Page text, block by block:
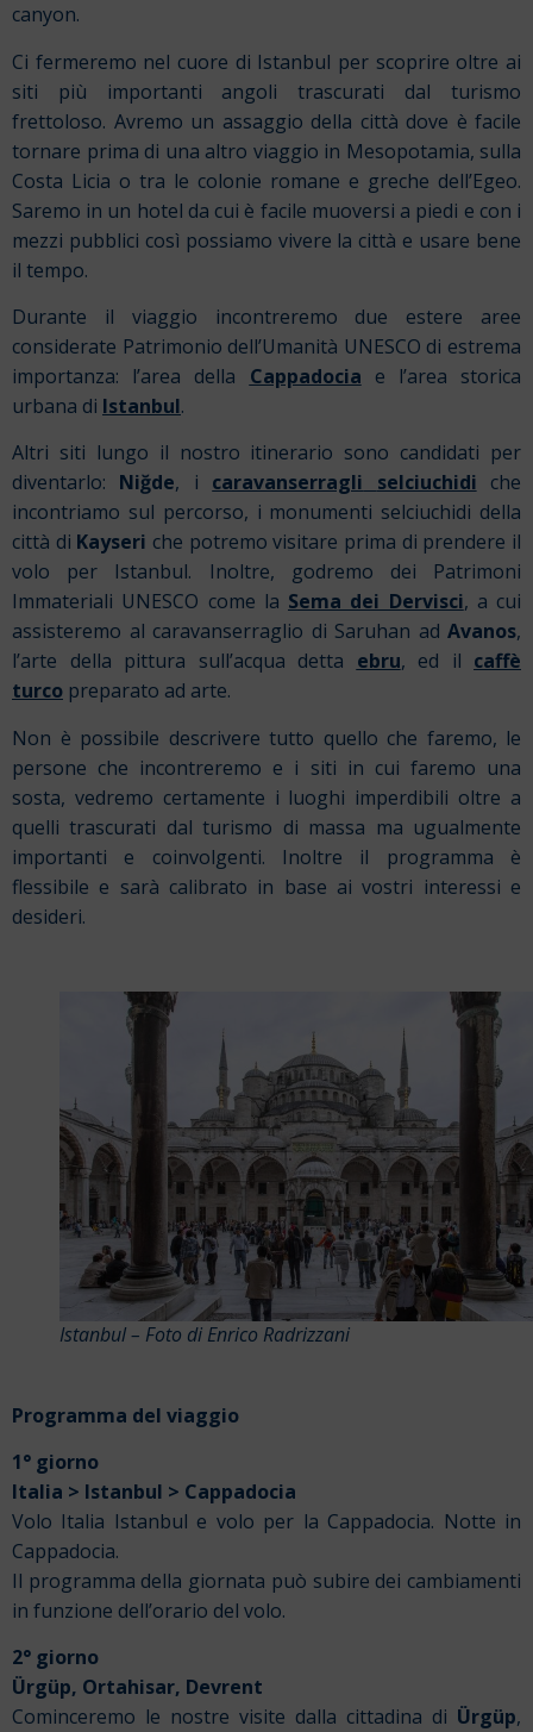
canyon.
Ci fermeremo nel cuore di Istanbul per scoprire oltre ai
siti più importanti angoli trascurati dal turismo
frettoloso. Avremo un assaggio della città dove è facile
tornare prima di una altro viaggio in Mesopotamia, sulla
Costa Licia o tra le colonie romane e greche dell’Egeo.
Saremo in un hotel da cui è facile muoversi a piedi e con i
mezzi pubblici così possiamo vivere la città e usare bene
il tempo.
Durante il viaggio incontreremo due estere aree
considerate Patrimonio dell’Umanità UNESCO di estrema
importanza: l’area della Cappadocia e l’area storica
urbana di Istanbul.
Altri siti lungo il nostro itinerario sono candidati per
diventarlo: Niğde, i caravanserragli selciuchidi che
incontriamo sul percorso, i monumenti selciuchidi della
città di Kayseri che potremo visitare prima di prendere il
volo per Istanbul. Inoltre, godremo dei Patrimoni
Immateriali UNESCO come la Sema dei Dervisci, a cui
assisteremo al caravanserraglio di Saruhan ad Avanos,
l’arte della pittura sull’acqua detta ebru, ed il caffè
turco preparato ad arte.
Non è possibile descrivere tutto quello che faremo, le
persone che incontreremo e i siti in cui faremo una
sosta, vedremo certamente i luoghi imperdibili oltre a
quelli trascurati dal turismo di massa ma ugualmente
importanti e coinvolgenti. Inoltre il programma è
flessibile e sarà calibrato in base ai vostri interessi e
desideri.
Istanbul – Foto di Enrico Radrizzani
Programma del viaggio
1° giorno
Italia > Istanbul > Cappadocia
Volo Italia Istanbul e volo per la Cappadocia. Notte in
Cappadocia.
Il programma della giornata può subire dei cambiamenti
in funzione dell’orario del volo.
2° giorno
Ürgüp, Ortahisar, Devrent
Cominceremo le nostre visite dalla cittadina di Ürgüp,